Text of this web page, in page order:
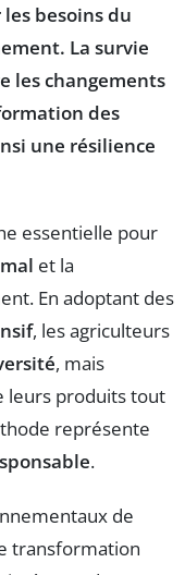
besoins du
La survie
leschangements
des
une résilience
essentielle pour
et la
En adoptant des
, les agriculteurs
, mais
leurs produits tout
représente
.
de
transformation